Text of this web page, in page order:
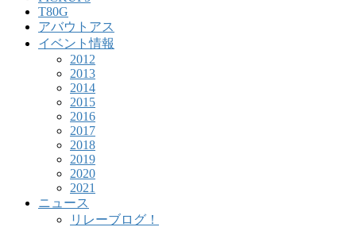
T80G
アバウトアス
イベント情報
2012
2013
2014
2015
2016
2017
2018
2019
2020
2021
ニュース
リレーブログ！